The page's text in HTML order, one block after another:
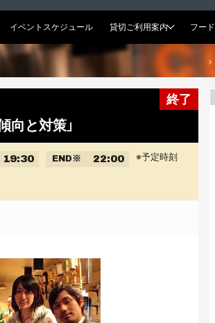
イベントスケジュール 貸切ご利用案内 フード
終了
向と対策」
19:30 END ※ 22:00 ※予定時刻